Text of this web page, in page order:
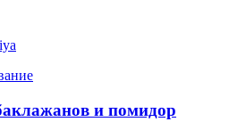
и помидор